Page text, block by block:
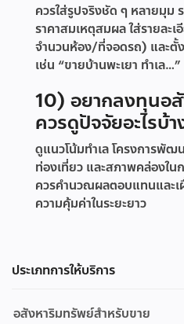
ควรใส่รูปจริงชัด ๆ หลายมุม
ราคาสมเหตุสมผล ใส่รายล
จำนวนห้อง/ที่จอดรถ) และตั้
เช่น “ขายบ้านพะเยา ทำเล…”
10) อยากลงทุนอสั
ควรดูปัจจัยอะไรบ้า
ดูแนวโน้มทำเล โครงการพั
ท่องเที่ยว และสภาพคล่องใน
ควรคำนวณผลตอบแทนและเ
ความคุ้มค่าในระยะยาว
ประเภทการให้บริการ
อสังหาริมทรัพย์สำหรับขาย